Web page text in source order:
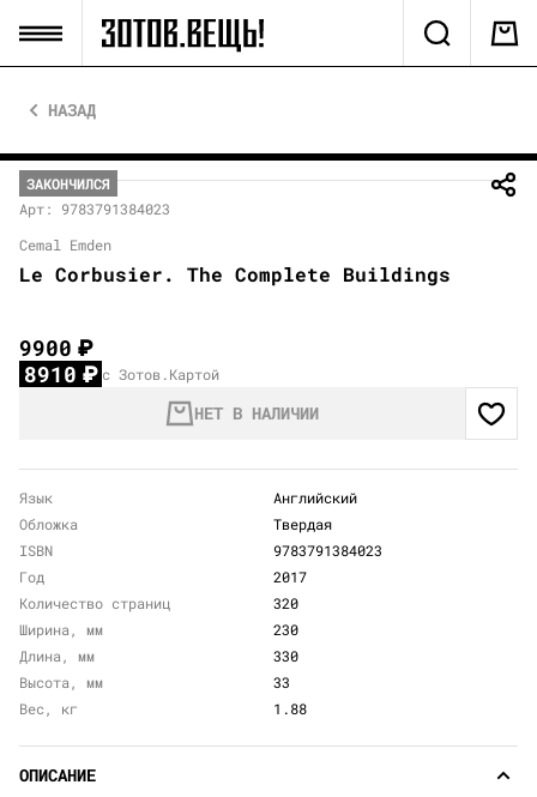
НАЗАД
ЗАКОНЧИЛСЯ
Арт: 9783791384023
Cemal Emden
Le Corbusier. The Complete Buildings
9900₽
8910₽ с Зотов.Картой
НЕТ В НАЛИЧИИ
Язык
Английский
Обложка
Твердая
ISBN
9783791384023
Год
2017
Количество страниц
320
Ширина, мм
230
Длина, мм
330
Высота, мм
33
Вес, кг
1.88
ОПИСАНИЕ